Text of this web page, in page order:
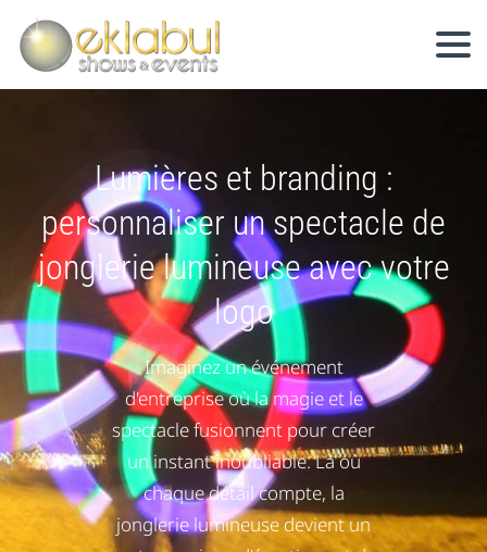
Lumières et branding :
personnaliser un spectacle de
jonglerie lumineuse avec votre
logo
Imaginez un événement
d'entreprise où la magie et le
spectacle fusionnent pour créer
un instant inoubliable. Là où
chaque détail compte, la
jonglerie lumineuse devient un